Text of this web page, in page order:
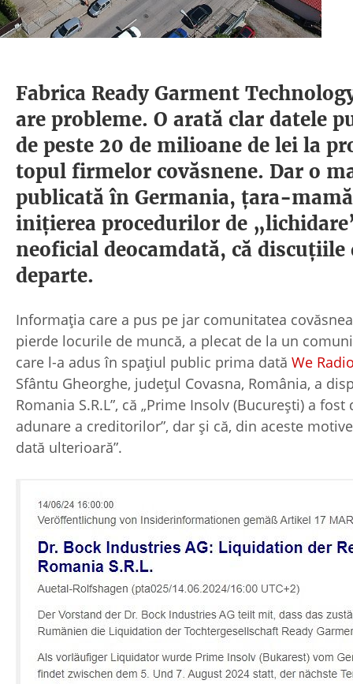
Fabrica Ready Garment
are probleme. O arată clar datele
de peste 20 de milioane de lei la
topul firmelor covăsnene. Dar o
publicată în Germania, țara-
inițierea procedurilor de
neoficial deocamdată, că
departe.
Informația care a pus pe jar comunitatea
pierde locurile de muncă, a plecat de la un
care l-a adus în spațiul public prima dată We
Sfântu Gheorghe, județul Covasna, România, a
Romania S.R.L”, că „Prime Insolv (București) a
adunare a creditorilor”, dar și că, din aceste
dată ulterioară”.